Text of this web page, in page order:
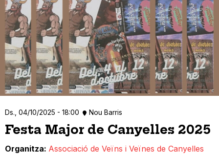
Ds., 04/10/2025 - 18:00 Nou Barris
Festa Major de Canyelles 2025
Organitza Associació de Veïns i Veïnes de Canyelles